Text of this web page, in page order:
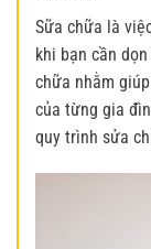
Sữa chữa là
khi bạn cần
chữa nhằm
của từng gia
quy trình sửa